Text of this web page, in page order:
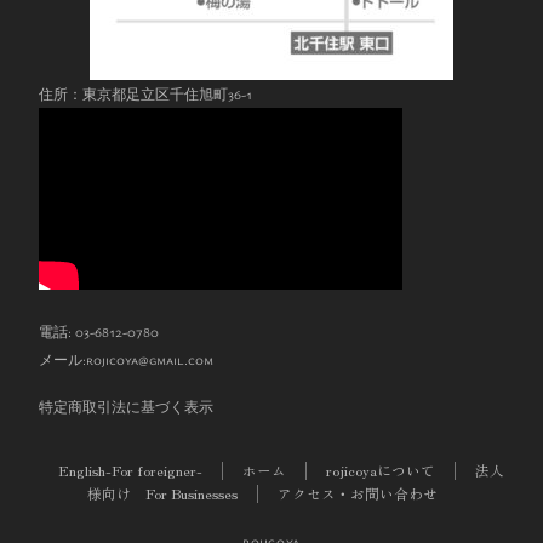
住所：東京都足立区千住旭町36-1
電話: 03-6812-0780
メール:rojicoya@gmail.com
特定商取引法に基づく表示
English-For foreigner- ホーム rojicoyaについて
法人
様向け For Businesses
アクセス・お問い合わせ